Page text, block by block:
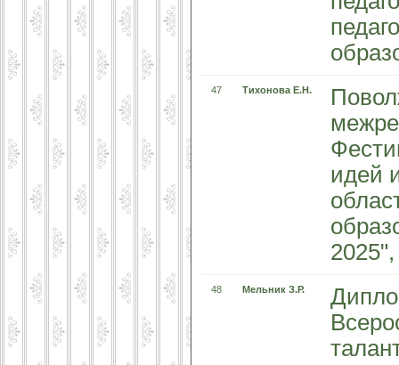
47 Тихонова Е.Н.
идей
48 Мельник З.Р.